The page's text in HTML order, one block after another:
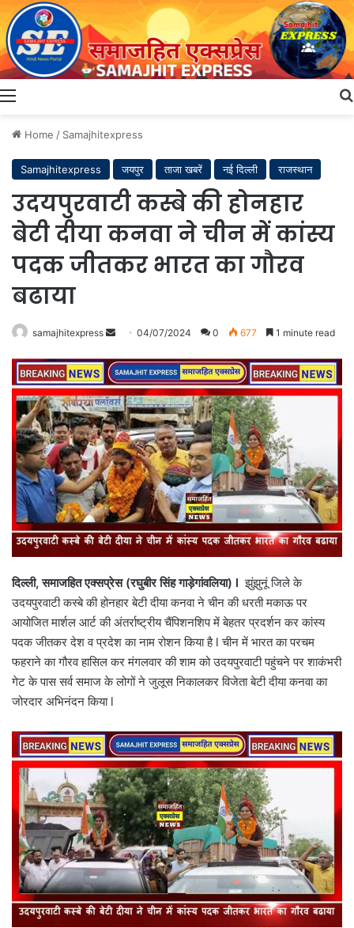
Menu
Home / Samajhitexpress
Samajhitexpress जयपुर ताजा खबरें नई दिल्ली राजस्थान
उदयपुरवाटी कस्बे की होनहार
बेटी दीया कनवा ने चीन में कांस्य
पदक जीतकर भारत का गौरव
बढाया
samajhitexpress
Send
email
04/07/2024 0 677 1 minute read
दिल्ली,समाजहित एक्सप्रेस (रघुबीर सिंह गाड़ेगांवलिया) l झुंझुनूं जिले के
उदयपुरवाटी कस्बे की होनहार बेटी दीया कनवा ने चीन की धरती मकाऊ पर
आयोजित मार्शल आर्ट की अंतर्राष्ट्रीय चैंपिशनशिप में बेहतर प्रदर्शन कर कांस्य
पदक जीतकर देश व प्रदेश का नाम रोशन किया है l चीन में भारत का परचम
फहराने का गौरव हासिल कर मंगलवार की शाम को उदयपुरवाटी पहुंचने पर शाकंभरी
गेट के पास सर्व समाज के लोगों ने जुलूस निकालकर विजेता बेटी दीया कनवा का
जोरदार अभिनंदन किया l